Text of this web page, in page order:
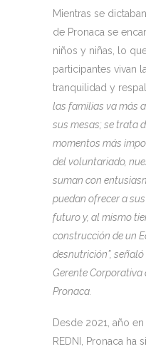
Mientras se
de Pronaca se
niños y niñas, lo
participantes vivan
tranquilidad y
las familias va más
sus mesas; se trata
momentos más
del voluntariado,
suman con
puedan ofrecer a
futuro y, al mismo
construcción de un
desnutrición”,
Gerente Corporativa
Pronaca.
Desde 2021, año
REDNI, Pronaca ha